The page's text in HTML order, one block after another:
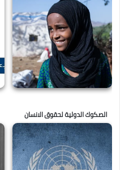
الصكوك الدولية لحقوق الانسان